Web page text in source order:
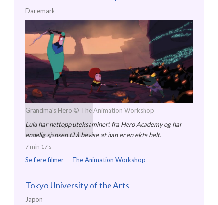
Danemark
Grandma's Hero © The Animation Workshop
Lulu har nettopp uteksaminert fra Hero Academy og har
endelig sjansen til å bevise at han er en ekte helt.
7 min 17 s
Se flere filmer — The Animation Workshop
Tokyo University of the Arts
Japon